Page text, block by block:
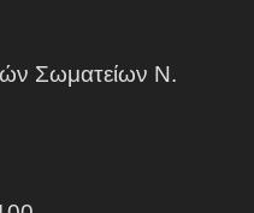
Σωματείων Ν.